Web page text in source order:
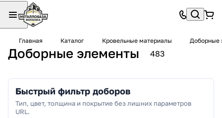
Главная Каталог Кровельные материалы Доборные
Доборные элементы 483
Быстрый фильтр доборов
Тип, цвет, толщина и покрытие без лишних параметров
URL.